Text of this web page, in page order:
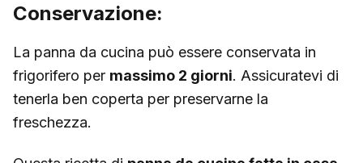
Conservazione:
La panna da cucina può essere conservata in
frigorifero per massimo 2 giorni. Assicuratevi di
tenerla ben coperta per preservarne la
freschezza.